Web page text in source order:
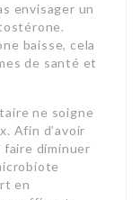
envisager un
baisse, cela
de santé et
ne soigne
Afin d’avoir
diminuer
en